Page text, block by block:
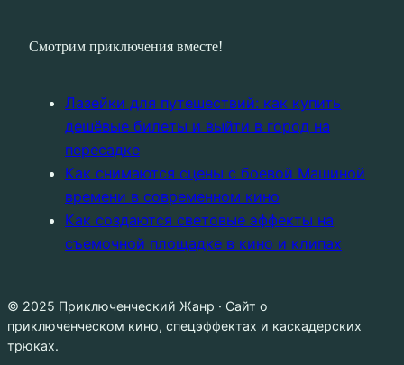
Смотрим приключения вместе!
Лазейки для путешествий: как купить
дешёвые билеты и выйти в город на
пересадке
Как снимаются сцены с боевой Машиной
времени в современном кино
Как создаются световые эффекты на
съемочной площадке в кино и клипах
© 2025 Приключенческий Жанр · Сайт о
приключенческом кино, спецэффектах и каскадерских
трюках.